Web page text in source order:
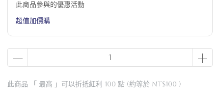
此商品參與的優惠活動
超值加價購
此商品 「 最高 」可以折抵紅利 100 點 (約等於 NT$100 )